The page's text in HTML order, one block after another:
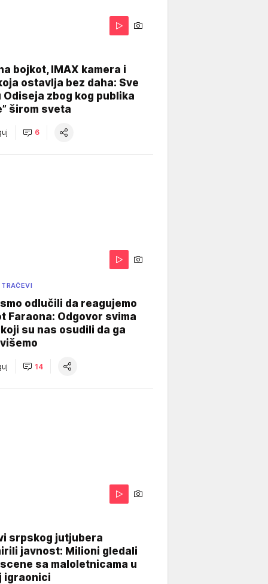
bojkot, IMAX kamera i
ostavlja bez daha: Sve
Odiseja zbog kog publika
širom sveta
6
odlučili da reagujemo
Faraona: Odgovor svima
su nas osudili da ga
14
srpskog jutjubera
javnost: Milioni gledali
sa maloletnicama u
igraonici